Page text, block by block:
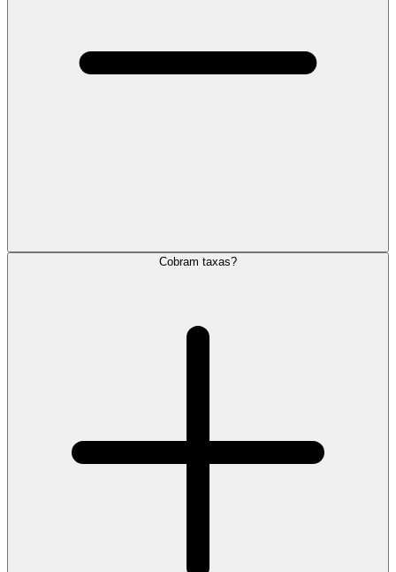
Cobram taxas?